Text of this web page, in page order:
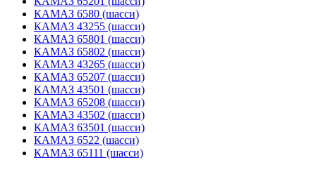
КАМАЗ 6580 (шасси)
КАМАЗ 43255 (шасси)
КАМАЗ 65801 (шасси)
КАМАЗ 65802 (шасси)
КАМАЗ 43265 (шасси)
КАМАЗ 65207 (шасси)
КАМАЗ 43501 (шасси)
КАМАЗ 65208 (шасси)
КАМАЗ 43502 (шасси)
КАМАЗ 63501 (шасси)
КАМАЗ 6522 (шасси)
КАМАЗ 65111 (шасси)